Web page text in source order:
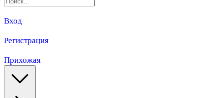
Вход
Регистрация
Прихожая